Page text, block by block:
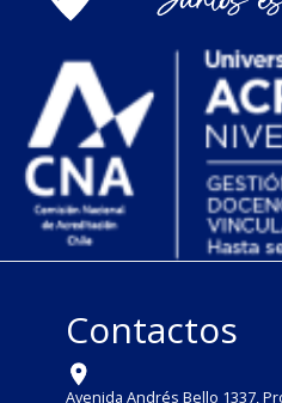
Contactos
Avenida Andrés Bello 1337,